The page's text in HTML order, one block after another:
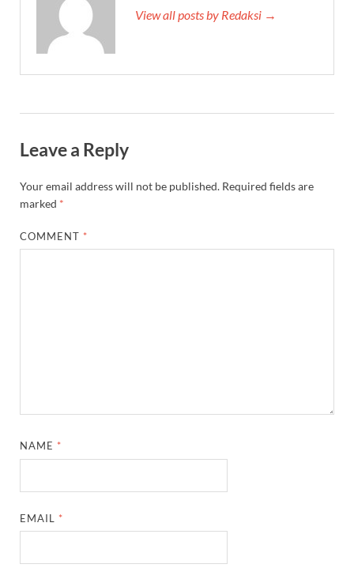
View all posts by Redaksi →
Leave a Reply
Your email address will not be published. Required fields are
marked *
COMMENT *
NAME *
EMAIL *